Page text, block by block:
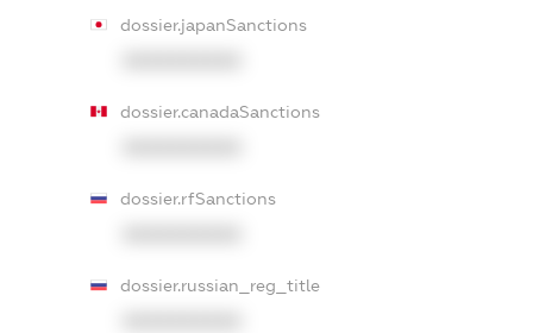
dossier.japanSanctions
dossier.canadaSanctions
dossier.rfSanctions
dossier.russian_reg_title